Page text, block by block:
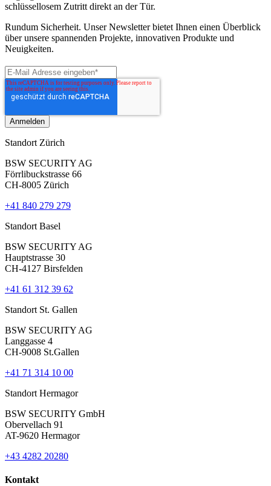
schlüssellosem Zutritt direkt an der Tür.
Rundum Sicherheit. Unser Newsletter bietet Ihnen einen Überblick
über unsere spannenden Projekte, innovativen Produkte und
Neuigkeiten.
Standort Zürich
BSW SECURITY AG
Förrlibuckstrasse 66
CH-8005 Zürich
+41 840 279 279
Standort Basel
BSW SECURITY AG
Hauptstrasse 30
CH-4127 Birsfelden
+41 61 312 39 62
Standort St. Gallen
BSW SECURITY AG
Langgasse 4
CH-9008 St.Gallen
+41 71 314 10 00
Standort Hermagor
BSW SECURITY GmbH
Obervellach 91
AT-9620 Hermagor
+43 4282 20280
Kontakt